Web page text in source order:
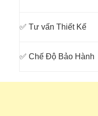
✅ Tư vấn Thiết Kế
✅ Chế Độ Bảo Hành